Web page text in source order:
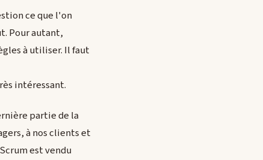
ce que l'on
Pour autant,
à utiliser. Il faut
intéressant.
partie de la
à nos clients et
est vendu